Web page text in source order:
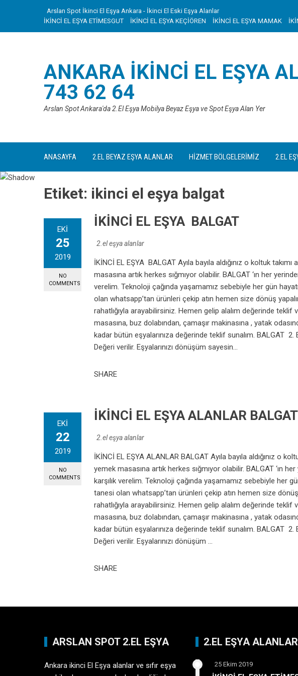
Arslan Spot İkinci El Eşya Ankara - İkinci El Eski Eşya Alanlar
İKİNCİ EL EŞYA ETİMESGUT
İKİNCİ EL EŞYA KEÇİÖREN İKİNCİ EL EŞYA MAMAK
ANKARA İKINCI EL EŞYA
743 62 64
Arslan Spot Ankara'da 2.El Eşya Mobilya Beyaz Eşya ve Spot Eşya Alan Yer
ANASAYFA 2.EL BEYAZ EŞYA ALANLAR HİZMET BÖLGELERİMİZ 2.EL
Etiket: ikinci el eşya balgat
EKI
25
2019
NO
COMMENTS
İKİNCİ EL EŞYA BALGAT
2.el eşya alanlar
İKİNCİ EL EŞYA BALGAT Ayıla bayıla aldığınız o koltuk
masasına artık herkes sığmıyor olabilir. BALGAT ‘ın her
verelim. Teknoloji çağında yaşamamız sebebiyle her gün
olan whatsapp’tan ürünleri çekip atın hemen size dönüş
rahatlığıyla arayabilirsiniz. Hemen gelip alalım değerinde
masasına, buz dolabından, çamaşır makinasına , yatak
kadar bütün eşyalarınıza değerinde teklif sunalım. BALGAT
Değeri verilir. Eşyalarınızı dönüşüm sayesin...
SHARE
EKI
22
2019
NO
COMMENTS
İKİNCİ EL EŞYA ALANLAR BALGAT
2.el eşya alanlar
İKİNCİ EL EŞYA ALANLAR BALGAT Ayıla bayıla aldığınız o
yemek masasına artık herkes sığmıyor olabilir. BALGAT ‘ın
karşılık verelim. Teknoloji çağında yaşamamız sebebiyle her
tanesi olan whatsapp’tan ürünleri çekip atın hemen size
rahatlığıyla arayabilirsiniz. Hemen gelip alalım değerinde
masasına, buz dolabından, çamaşır makinasına , yatak
kadar bütün eşyalarınıza değerinde teklif sunalım. BALGAT
Değeri verilir. Eşyalarınızı dönüşüm ...
SHARE
ARSLAN SPOT 2.EL EŞYA
Ankara ikinci El Eşyaalanlar ve sıfır eşya
2.EL EŞYA ALANLAR
25 Ekim 2019